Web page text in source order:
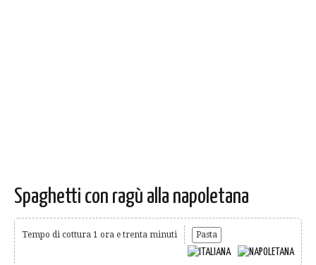
Spaghetti con ragù alla napoletana
Tempo di cottura 1 ora e trenta minuti Pasta